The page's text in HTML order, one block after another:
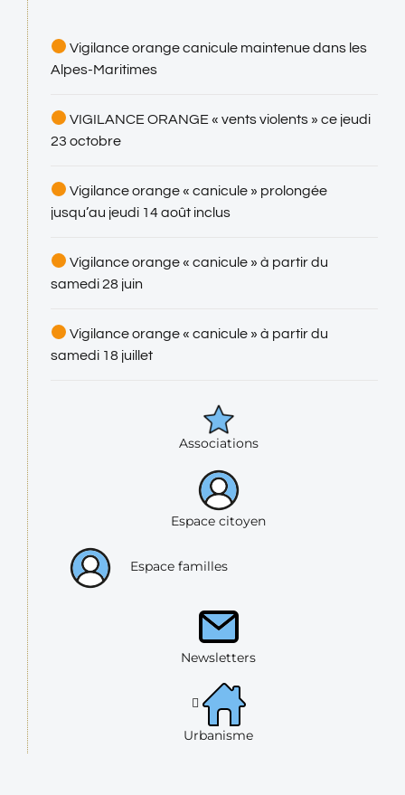
Vigilance orange canicule maintenue dans les
Alpes-Maritimes
VIGILANCE ORANGE « vents violents » ce jeudi
23 octobre
Vigilance orange « canicule » prolongée
jusqu’au jeudi 14 août inclus
Vigilance orange « canicule » à partir du
samedi 28 juin
Vigilance orange « canicule » à partir du
samedi 18 juillet
Associations
Espace citoyen
Espace familles
Newsletters
Urbanisme